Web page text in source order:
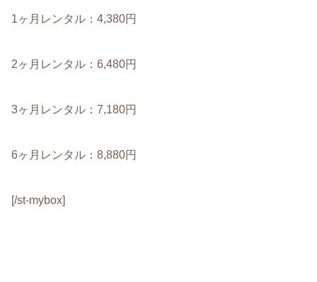
1ヶ月レンタル：4,380円
2ヶ月レンタル：6,480円
3ヶ月レンタル：7,180円
6ヶ月レンタル：8,880円
[/st-mybox]